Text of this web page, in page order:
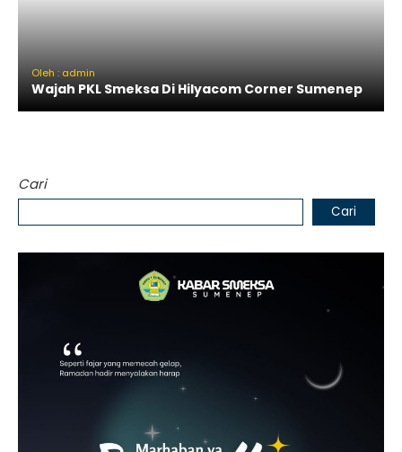
Oleh : admin
Wajah PKL Smeksa Di Hilyacom Corner Sumenep
Cari
Cari